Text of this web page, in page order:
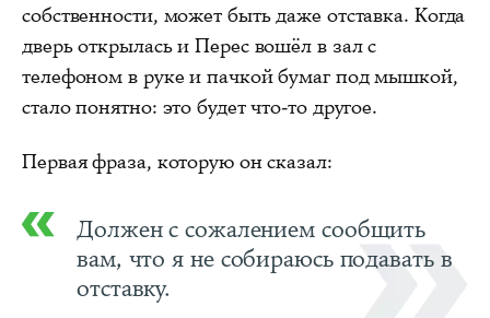
собственности, может быть даже отставка. Когда
дверь открылась и Перес вошёл в зал с
телефоном в руке и пачкой бумаг под мышкой,
стало понятно: это будет что-то другое.
Первая фраза, которую он сказал:
Должен с сожалением сообщить
вам, что я не собираюсь подавать в
отставку.